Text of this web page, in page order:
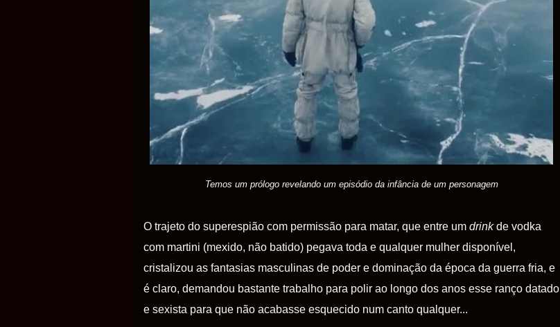
Temos um prólogo revelando um episódio da infância de um personagem
O trajeto do superespião com permissão para matar, que entre um drinkde vodka
com martini (mexido, não batido) pegava toda e qualquer mulher disponível,
cristalizou as fantasias masculinas de poder e dominação da época da guerra fria, e
é claro, demandou bastante trabalho para polir ao longo dos anos esse ranço datado
e sexista para que não acabasse esquecido num canto qualquer...